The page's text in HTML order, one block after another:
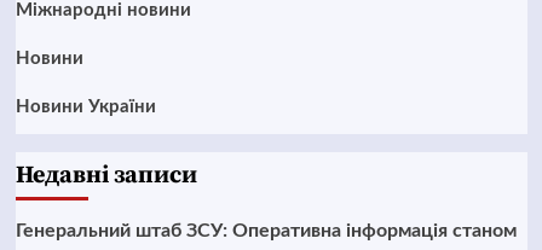
Міжнародні новини
Новини
Новини України
Недавні записи
Генеральний штаб ЗСУ: Оперативна інформація станом